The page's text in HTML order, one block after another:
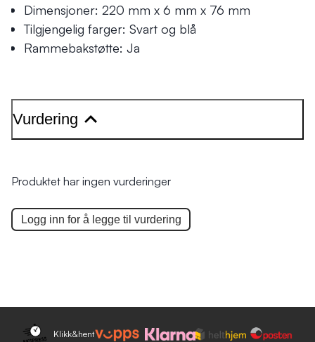
Dimensjoner: 220 mm x 6 mm x 76 mm
Tilgjengelig farger: Svart og blå
Rammebakstøtte: Ja
Vurdering
Produktet har ingen vurderinger
Logg inn for å legge til vurdering
Klikk&hent